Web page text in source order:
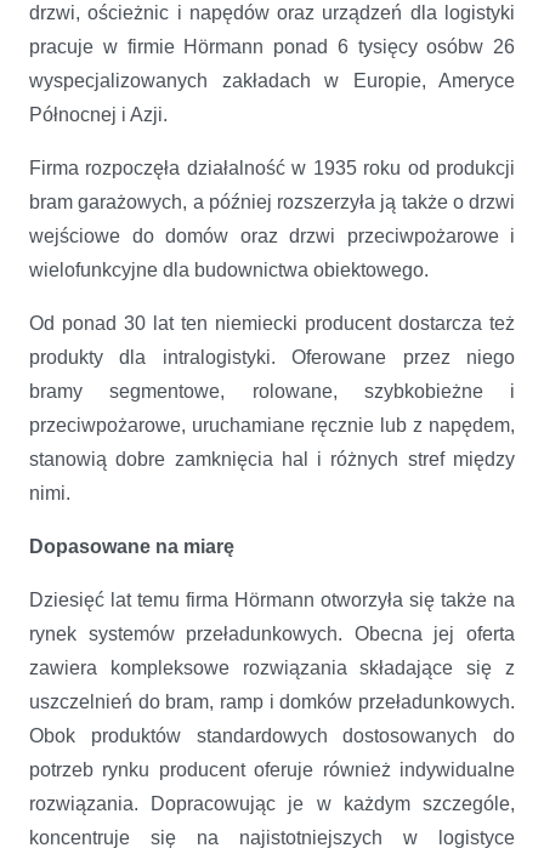
drzwi, ościeżnic i napędów oraz urządzeń dla logistyki
pracuje w firmie Hörmann ponad 6 tysięcy osóbw 26
wyspecjalizowanych zakładach w Europie, Ameryce
Północnej i Azji.
Firma rozpoczęła działalność w 1935 roku od produkcji
bram garażowych, a później rozszerzyła ją także o drzwi
wejściowe do domów oraz drzwi przeciwpożarowe i
wielofunkcyjne dla budownictwa obiektowego.
Od ponad 30 lat ten niemiecki producent dostarcza też
produkty dla intralogistyki. Oferowane przez niego
bramy segmentowe, rolowane, szybkobieżne i
przeciwpożarowe, uruchamiane ręcznie lub z napędem,
stanowią dobre zamknięcia hal i różnych stref między
nimi.
Dopasowane na miarę
Dziesięć lat temu firma Hörmann otworzyła się także na
rynek systemów przeładunkowych. Obecna jej oferta
zawiera kompleksowe rozwiązania składające się z
uszczelnień do bram, ramp i domków przeładunkowych.
Obok produktów standardowych dostosowanych do
potrzeb rynku producent oferuje również indywidualne
rozwiązania. Dopracowując je w każdym szczególe,
koncentruje się na najistotniejszych w logistyce